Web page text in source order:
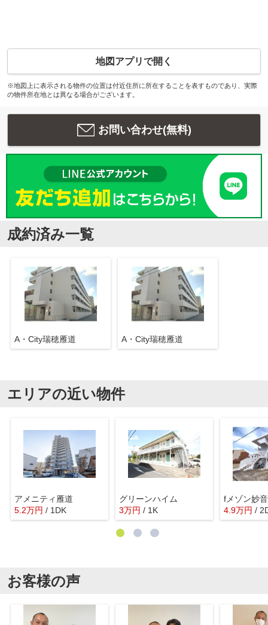
地図アプリで開く
※地図上に表示される物件の位置は付近住所に所在することを表すものであり、実際
の物件所在地とは異なる場合がございます。
お問い合わせ(無料)
成約済み一覧
A・City瑞穂雁道 A・City瑞穂雁道
エリアの近い物件
アメニティ雁道
5.2万円 / 1DK
グリーンハイム
3万円 / 1K
fメゾン妙
4.9万円 /
お客様の声